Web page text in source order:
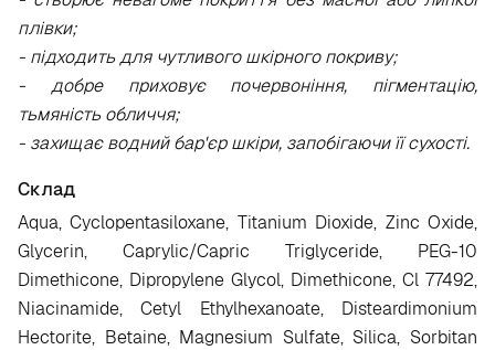
плівки;
- підходить для чутливого шкірного покриву;
- добре приховує почервоніння, пігментацію,
тьмяність обличчя;
- захищає водний бар'єр шкіри, запобігаючи її сухості.
Склад
Aqua, Cyclopentasiloxane, Titanium Dioxide, Zinc Oxide,
Glycerin, Caprylic/Capric Triglyceride, PEG-10
Dimethicone, Dipropylene Glycol, Dimethicone, Cl 77492,
Niacinamide, Cetyl Ethylhexanoate, Disteardimonium
Hectorite, Betaine, Magnesium Sulfate, Silica, Sorbitan